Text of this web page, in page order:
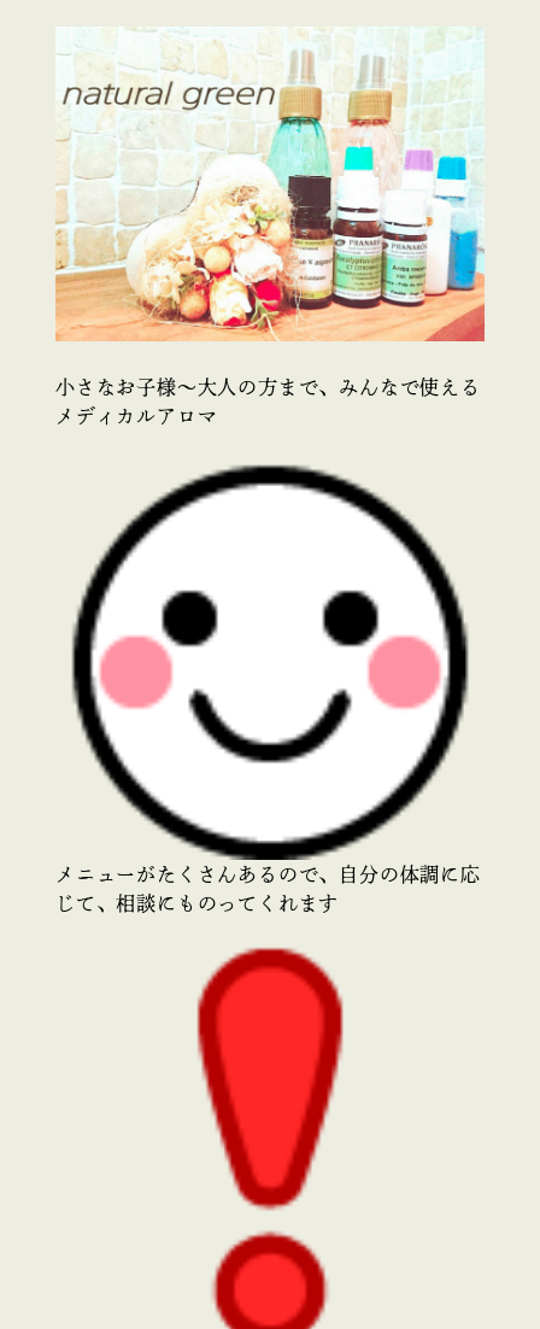
小さなお子様～大人の方まで、みんなで使える
メディカルアロマ
メニューがたくさんあるので、自分の体調に応
じて、相談にものってくれます